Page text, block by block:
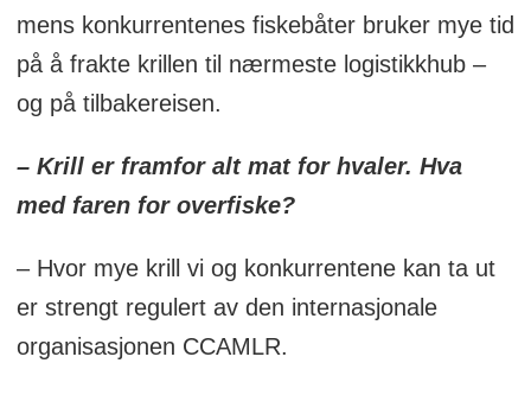
mens konkurrentenes fiskebåter bruker mye tid
på å frakte krillen til nærmeste logistikkhub –
og på tilbakereisen.
– Krill er framfor alt mat for hvaler. Hva
med faren for overfiske?
– Hvor mye krill vi og konkurrentene kan ta ut
er strengt regulert av den internasjonale
organisasjonen CCAMLR.